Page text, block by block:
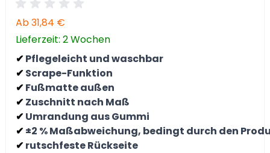
Ab31,84 €
Lieferzeit: 2 Wochen
✔ Pflegeleicht und waschbar
✔ Scrape-Funktion
✔ Fußmatte außen
✔ Zuschnitt nach Maß
✔ Umrandung aus Gummi
✔ ±2 % Maßabweichung, bedingt durch den
✔ rutschfeste Rückseite